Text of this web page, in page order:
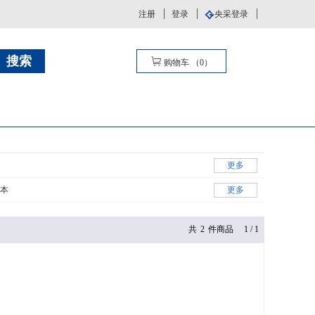
注册 登录 央采登录
购物车 （0）
更多
更多
共 2 件商品 1 / 1